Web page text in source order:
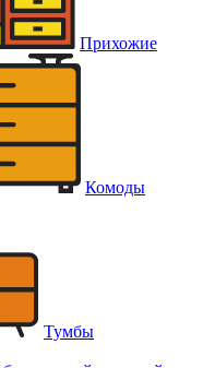
Прихожие
Комоды
Тумбы